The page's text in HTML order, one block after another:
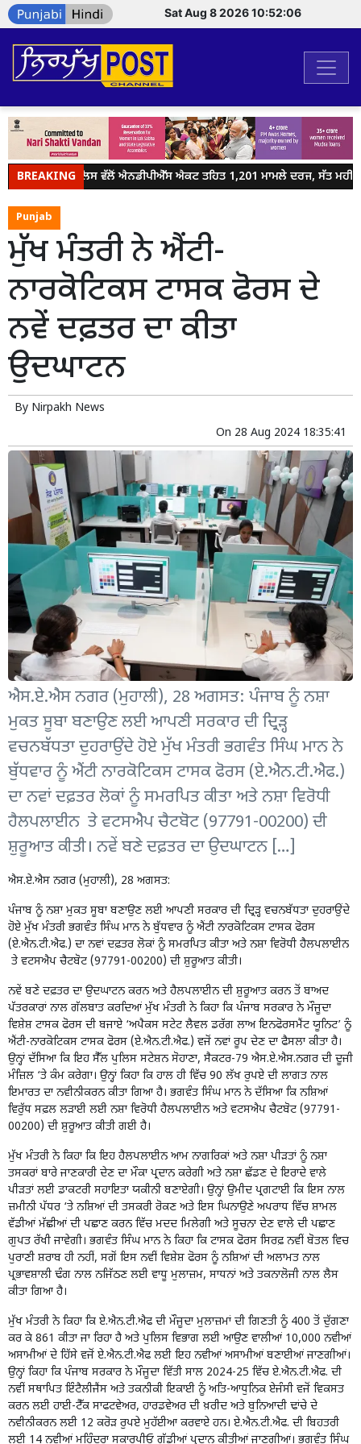
Sat Aug 8 2026 10:52:07
BREAKING
ਜਲੰਧਰ ਪੁਲਿਸ ਵੱਲੋਂ ਐਨਡੀਪੀਐੱਸ ਐਕਟ ਤਹਿਤ 1,201 ਮਾਮਲੇ ਦਰਜ, ਸੱਤ ਮਹੀਨਿਆਂ
Punjab
ਮੁੱਖ ਮੰਤਰੀ ਨੇ ਐਂਟੀ-
ਨਾਰਕੋਟਿਕਸ ਟਾਸਕ ਫੋਰਸ ਦੇ
ਨਵੇਂ ਦਫ਼ਤਰ ਦਾ ਕੀਤਾ
ਉਦਘਾਟਨ
By Nirpakh News
On 28 Aug 2024 18:35:41
ਐਸ.ਏ.ਐਸ ਨਗਰ (ਮੁਹਾਲੀ), 28 ਅਗਸਤ: ਪੰਜਾਬ ਨੂੰ ਨਸ਼ਾ
ਮੁਕਤ ਸੂਬਾ ਬਣਾਉਣ ਲਈ ਆਪਣੀ ਸਰਕਾਰ ਦੀ ਦ੍ਰਿੜ੍ਹ
ਵਚਨਬੱਧਤਾ ਦੁਹਰਾਉਂਦੇ ਹੋਏ ਮੁੱਖ ਮੰਤਰੀ ਭਗਵੰਤ ਸਿੰਘ ਮਾਨ ਨੇ
ਬੁੱਧਵਾਰ ਨੂੰ ਐਂਟੀ ਨਾਰਕੋਟਿਕਸ ਟਾਸਕ ਫੋਰਸ (ਏ.ਐਨ.ਟੀ.ਐਫ.)
ਦਾ ਨਵਾਂ ਦਫ਼ਤਰ ਲੋਕਾਂ ਨੂੰ ਸਮਰਪਿਤ ਕੀਤਾ ਅਤੇ ਨਸ਼ਾ ਵਿਰੋਧੀ
ਹੈਲਪਲਾਈਨ ਤੇ ਵਟਸਐਪ ਚੈਟਬੋਟ (97791-00200) ਦੀ
ਸ਼ੁਰੂਆਤ ਕੀਤੀ। ਨਵੇਂ ਬਣੇ ਦਫ਼ਤਰ ਦਾ ਉਦਘਾਟਨ […]
ਐਸ.ਏ.ਐਸ ਨਗਰ (ਮੁਹਾਲੀ), 28 ਅਗਸਤ:
ਪੰਜਾਬ ਨੂੰ ਨਸ਼ਾ ਮੁਕਤ ਸੂਬਾ ਬਣਾਉਣ ਲਈ ਆਪਣੀ ਸਰਕਾਰ ਦੀ ਦ੍ਰਿੜ੍ਹ ਵਚਨਬੱਧਤਾ ਦੁਹਰਾਉਂਦੇ
ਹੋਏ ਮੁੱਖ ਮੰਤਰੀ ਭਗਵੰਤ ਸਿੰਘ ਮਾਨ ਨੇ ਬੁੱਧਵਾਰ ਨੂੰ ਐਂਟੀ ਨਾਰਕੋਟਿਕਸ ਟਾਸਕ ਫੋਰਸ
(ਏ.ਐਨ.ਟੀ.ਐਫ.) ਦਾ ਨਵਾਂ ਦਫ਼ਤਰ ਲੋਕਾਂ ਨੂੰ ਸਮਰਪਿਤ ਕੀਤਾ ਅਤੇ ਨਸ਼ਾ ਵਿਰੋਧੀ ਹੈਲਪਲਾਈਨ
ਤੇ ਵਟਸਐਪ ਚੈਟਬੋਟ (97791-00200) ਦੀ ਸ਼ੁਰੂਆਤ ਕੀਤੀ।
ਨਵੇਂ ਬਣੇ ਦਫ਼ਤਰ ਦਾ ਉਦਘਾਟਨ ਕਰਨ ਅਤੇ ਹੈਲਪਲਾਈਨ ਦੀ ਸ਼ੁਰੂਆਤ ਕਰਨ ਤੋਂ ਬਾਅਦ
ਪੱਤਰਕਾਰਾਂ ਨਾਲ ਗੱਲਬਾਤ ਕਰਦਿਆਂ ਮੁੱਖ ਮੰਤਰੀ ਨੇ ਕਿਹਾ ਕਿ ਪੰਜਾਬ ਸਰਕਾਰ ਨੇ ਮੌਜੂਦਾ
ਵਿਸ਼ੇਸ਼ ਟਾਸਕ ਫੋਰਸ ਦੀ ਬਜਾਏ ‘ਅਪੈਕਸ ਸਟੇਟ ਲੈਵਲ ਡਰੱਗ ਲਾਅ ਇਨਫੋਰਸਮੈਂਟ ਯੂਨਿਟ’ ਨੂੰ
ਐਂਟੀ-ਨਾਰਕੋਟਿਕਸ ਟਾਸਕ ਫੋਰਸ (ਏ.ਐਨ.ਟੀ.ਐਫ.) ਵਜੋਂ ਨਵਾਂ ਰੂਪ ਦੇਣ ਦਾ ਫੈਸਲਾ ਕੀਤਾ ਹੈ।
ਉਨ੍ਹਾਂ ਦੱਸਿਆ ਕਿ ਇਹ ਸੈੱਲ ਪੁਲਿਸ ਸਟੇਸ਼ਨ ਸੋਹਾਣਾ, ਸੈਕਟਰ-79 ਐਸ.ਏ.ਐਸ.ਨਗਰ ਦੀ ਦੂਜੀ
ਮੰਜ਼ਿਲ ‘ਤੇ ਕੰਮ ਕਰੇਗਾ। ਉਨ੍ਹਾਂ ਕਿਹਾ ਕਿ ਹਾਲ ਹੀ ਵਿੱਚ 90 ਲੱਖ ਰੁਪਏ ਦੀ ਲਾਗਤ ਨਾਲ
ਇਮਾਰਤ ਦਾ ਨਵੀਨੀਕਰਨ ਕੀਤਾ ਗਿਆ ਹੈ। ਭਗਵੰਤ ਸਿੰਘ ਮਾਨ ਨੇ ਦੱਸਿਆ ਕਿ ਨਸ਼ਿਆਂ
ਵਿਰੁੱਧ ਸਫ਼ਲ ਲੜਾਈ ਲਈ ਨਸ਼ਾ ਵਿਰੋਧੀ ਹੈਲਪਲਾਈਨ ਅਤੇ ਵਟਸਐਪ ਚੈਟਬੋਟ (97791-
00200) ਦੀ ਸ਼ੁਰੂਆਤ ਕੀਤੀ ਗਈ ਹੈ।
ਮੁੱਖ ਮੰਤਰੀ ਨੇ ਕਿਹਾ ਕਿ ਇਹ ਹੈਲਪਲਾਈਨ ਆਮ ਨਾਗਰਿਕਾਂ ਅਤੇ ਨਸ਼ਾ ਪੀੜਤਾਂ ਨੂੰ ਨਸ਼ਾ
ਤਸਕਰਾਂ ਬਾਰੇ ਜਾਣਕਾਰੀ ਦੇਣ ਦਾ ਮੌਕਾ ਪ੍ਰਦਾਨ ਕਰੇਗੀ ਅਤੇ ਨਸ਼ਾ ਛੱਡਣ ਦੇ ਇਰਾਦੇ ਵਾਲੇ
ਪੀੜਤਾਂ ਲਈ ਡਾਕਟਰੀ ਸਹਾਇਤਾ ਯਕੀਨੀ ਬਣਾਏਗੀ। ਉਨ੍ਹਾਂ ਉਮੀਦ ਪ੍ਰਗਟਾਈ ਕਿ ਇਸ ਨਾਲ
ਜ਼ਮੀਨੀ ਪੱਧਰ ‘ਤੇ ਨਸ਼ਿਆਂ ਦੀ ਤਸਕਰੀ ਰੋਕਣ ਅਤੇ ਇਸ ਘਿਨਾਉਣੇ ਅਪਰਾਧ ਵਿੱਚ ਸ਼ਾਮਲ
ਵੱਡੀਆਂ ਮੱਛੀਆਂ ਦੀ ਪਛਾਣ ਕਰਨ ਵਿੱਚ ਮਦਦ ਮਿਲੇਗੀ ਅਤੇ ਸੂਚਨਾ ਦੇਣ ਵਾਲੇ ਦੀ ਪਛਾਣ
ਗੁਪਤ ਰੱਖੀ ਜਾਵੇਗੀ। ਭਗਵੰਤ ਸਿੰਘ ਮਾਨ ਨੇ ਕਿਹਾ ਕਿ ਟਾਸਕ ਫੋਰਸ ਸਿਰਫ਼ ਨਵੀਂ ਬੋਤਲ ਵਿਚ
ਪੁਰਾਣੀ ਸ਼ਰਾਬ ਹੀ ਨਹੀਂ, ਸਗੋਂ ਇਸ ਨਵੀਂ ਵਿਸ਼ੇਸ਼ ਫੋਰਸ ਨੂੰ ਨਸ਼ਿਆਂ ਦੀ ਅਲਾਮਤ ਨਾਲ
ਪ੍ਰਭਾਵਸ਼ਾਲੀ ਢੰਗ ਨਾਲ ਨਜਿੱਠਣ ਲਈ ਵਾਧੂ ਮੁਲਾਜ਼ਮ, ਸਾਧਨਾਂ ਅਤੇ ਤਕਨਾਲੋਜੀ ਨਾਲ ਲੈਸ
ਕੀਤਾ ਗਿਆ ਹੈ।
ਮੁੱਖ ਮੰਤਰੀ ਨੇ ਕਿਹਾ ਕਿ ਏ.ਐਨ.ਟੀ.ਐਫ ਦੀ ਮੌਜੂਦਾ ਮੁਲਾਜ਼ਮਾਂ ਦੀ ਗਿਣਤੀ ਨੂੰ 400 ਤੋਂ ਦੁੱਗਣਾ
ਕਰ ਕੇ 861 ਕੀਤਾ ਜਾ ਰਿਹਾ ਹੈ ਅਤੇ ਪੁਲਿਸ ਵਿਭਾਗ ਲਈ ਆਉਣ ਵਾਲੀਆਂ 10,000 ਨਵੀਆਂ
ਅਸਾਮੀਆਂ ਦੇ ਹਿੱਸੇ ਵਜੋਂ ਏ.ਐਨ.ਟੀ.ਐਫ ਲਈ ਇਹ ਨਵੀਆਂ ਅਸਾਮੀਆਂ ਬਣਾਈਆਂ ਜਾਣਗੀਆਂ।
ਉਨ੍ਹਾਂ ਕਿਹਾ ਕਿ ਪੰਜਾਬ ਸਰਕਾਰ ਨੇ ਮੌਜੂਦਾ ਵਿੱਤੀ ਸਾਲ 2024-25 ਵਿੱਚ ਏ.ਐਨ.ਟੀ.ਐਫ. ਦੀ
ਨਵੀਂ ਸਥਾਪਿਤ ਇੰਟੈਲੀਜੈਂਸ ਅਤੇ ਤਕਨੀਕੀ ਇਕਾਈ ਨੂੰ ਅਤਿ-ਆਧੁਨਿਕ ਏਜੰਸੀ ਵਜੋਂ ਵਿਕਸਤ
ਕਰਨ ਲਈ ਹਾਈ-ਟੈੱਕ ਸਾਫਟਵੇਅਰ, ਹਾਰਡਵੇਅਰ ਦੀ ਖ਼ਰੀਦ ਅਤੇ ਬੁਨਿਆਦੀ ਢਾਂਚੇ ਦੇ
ਨਵੀਨੀਕਰਨ ਲਈ 12 ਕਰੋੜ ਰੁਪਏ ਮੁਹੱਈਆ ਕਰਵਾਏ ਹਨ। ਏ.ਐਨ.ਟੀ.ਐਫ. ਦੀ ਬਿਹਤਰੀ
ਲਈ 14 ਨਵੀਆਂ ਮਹਿੰਦਰਾ ਸਕਾਰਪੀਓ ਗੱਡੀਆਂ ਪ੍ਰਦਾਨ ਕੀਤੀਆਂ ਜਾਣਗੀਆਂ। ਭਗਵੰਤ ਸਿੰਘ